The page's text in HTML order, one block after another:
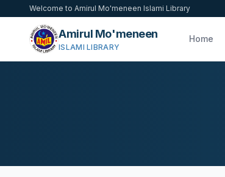
Welcome to Amirul Mo'meneen Islami Library
Amirul Mo'meneen
ISLAMI LIBRARY
Home